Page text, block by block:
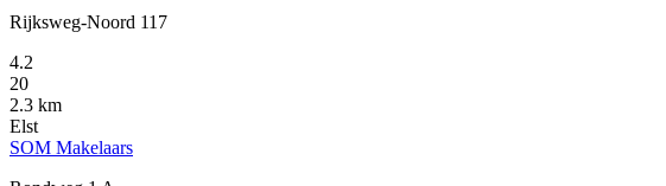
Rijksweg-Noord 117
4.2
20
2.3 km
Elst
SOM Makelaars